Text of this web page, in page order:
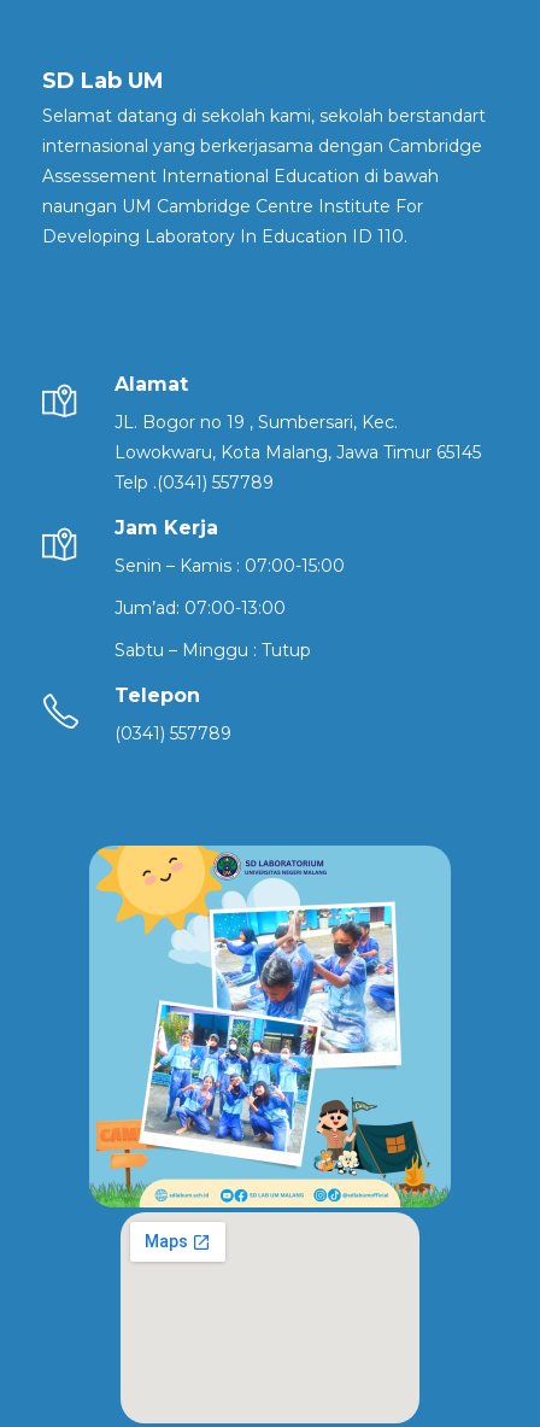
SD Lab UM
Selamat datang di sekolah kami, sekolah berstandart
internasional yang berkerjasama dengan Cambridge
Assessement International Education di bawah
naungan UM Cambridge Centre Institute For
Developing Laboratory In Education ID 110.
Alamat
JL. Bogor no 19 , Sumbersari, Kec.
Lowokwaru, Kota Malang, Jawa Timur 65145
Telp .(0341) 557789
Jam Kerja
Senin – Kamis : 07:00-15:00
Jum’ad: 07:00-13:00
Sabtu – Minggu : Tutup
Telepon
(0341) 557789